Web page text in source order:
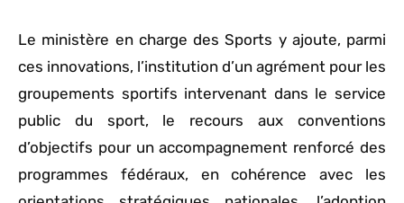
Le ministère en charge des Sports y ajoute, parmi
ces innovations, l’institution d’un agrément pour les
groupements sportifs intervenant dans le service
public du sport, le recours aux conventions
d’objectifs pour un accompagnement renforcé des
programmes fédéraux, en cohérence avec les